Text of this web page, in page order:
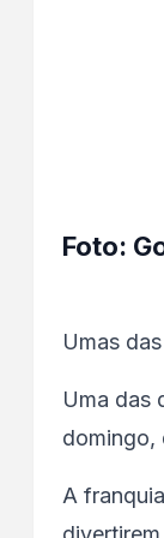
Foto:
Umas
Uma das
domingo,
A